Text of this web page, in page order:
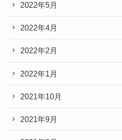
2022年5月
2022年4月
2022年2月
2022年1月
2021年10月
2021年9月